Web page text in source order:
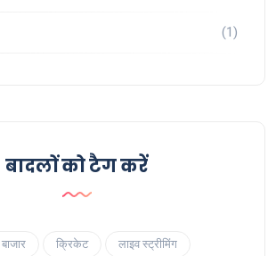
(1)
बादलों को टैग करें
क्रिकेट लाइव स्ट्रीमिंग